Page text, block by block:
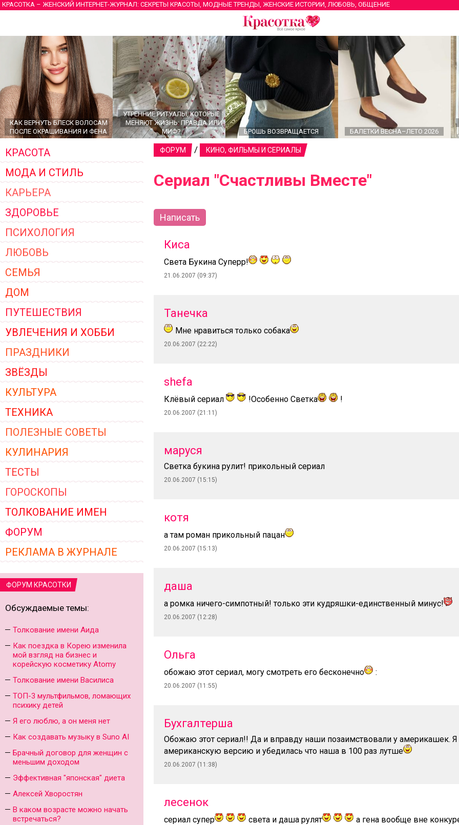
КРАСОТКА – ЖЕНСКИЙ ИНТЕРНЕТ-ЖУРНАЛ: СЕКРЕТЫ КРАСОТЫ, МОДНЫЕ ТРЕНДЫ, ЖЕНСКИЕ ИСТОРИИ, ЛЮБОВЬ, ОБЩЕНИЕ
КАК ВЕРНУТЬ БЛЕСК ВОЛОСАМ
ПОСЛЕ ОКРАШИВАНИЯ И ФЕНА
УТРЕННИЕ РИТУАЛЫ, КОТОРЫЕ
МЕНЯЮТ ЖИЗНЬ: ПРАВДА ИЛИ
МИФ?
БРОШЬ ВОЗВРАЩАЕТСЯ БАЛЕТКИ ВЕСНА–ЛЕТО 2026
ГЛАВНЫЕ ТРЕНДЫ ВЕРХНЕЙ
ЖЕНСКОЙ ОДЕЖДЫ 2026
КРАСОТА
МОДА И СТИЛЬ
КАРЬЕРА
ЗДОРОВЬЕ
ПСИХОЛОГИЯ
ЛЮБОВЬ
СЕМЬЯ
ДОМ
ПУТЕШЕСТВИЯ
УВЛЕЧЕНИЯ И ХОББИ
ПРАЗДНИКИ
ЗВЁЗДЫ
КУЛЬТУРА
ТЕХНИКА
ПОЛЕЗНЫЕ СОВЕТЫ
КУЛИНАРИЯ
ТЕСТЫ
ГОРОСКОПЫ
ТОЛКОВАНИЕ ИМЕН
ФОРУМ
РЕКЛАМА В ЖУРНАЛЕ
ФОРУМ КРАСОТКИ
Обсуждаемые темы:
Толкование имени Аида
Как поездка в Корею изменила
мой взгляд на бизнес и
корейскую косметику Atomy
Толкование имени Василиса
ТОП-3 мультфильмов, ломающих
психику детей
Я его люблю, а он меня нет
Как создавать музыку в Suno AI
Брачный договор для женщин с
меньшим доходом
Эффективная "японская" диета
Алексей Хворостян
В каком возрасте можно начать
встречаться?
ФОРУМ / КИНО, ФИЛЬМЫ И СЕРИАЛЫ
Сериал "Счастливы Вместе"
Написать
Киса
Света Букина Суперр!
21.06.2007 (09:37)
Танечка
Мне нравиться только собака
20.06.2007 (22:22)
shefa
Клёвый сериал !Особенно Светка !
20.06.2007 (21:11)
маруся
Светка букина рулит! прикольный сериал
20.06.2007 (15:15)
котя
а там роман прикольный пацан
20.06.2007 (15:13)
даша
а ромка ничего-симпотный! только эти кудряшки-единственный минус!
20.06.2007 (12:28)
Ольга
обожаю этот сериал, могу смотреть его бесконечно :
20.06.2007 (11:55)
Бухгалтерша
Обожаю этот сериал!! Да и вправду наши позаимствовали у америкашек. Я
американскую версию и убедилась что наша в 100 раз лутше
20.06.2007 (11:38)
лесенок
сериал супер света и даша рулят а гена вообще вне